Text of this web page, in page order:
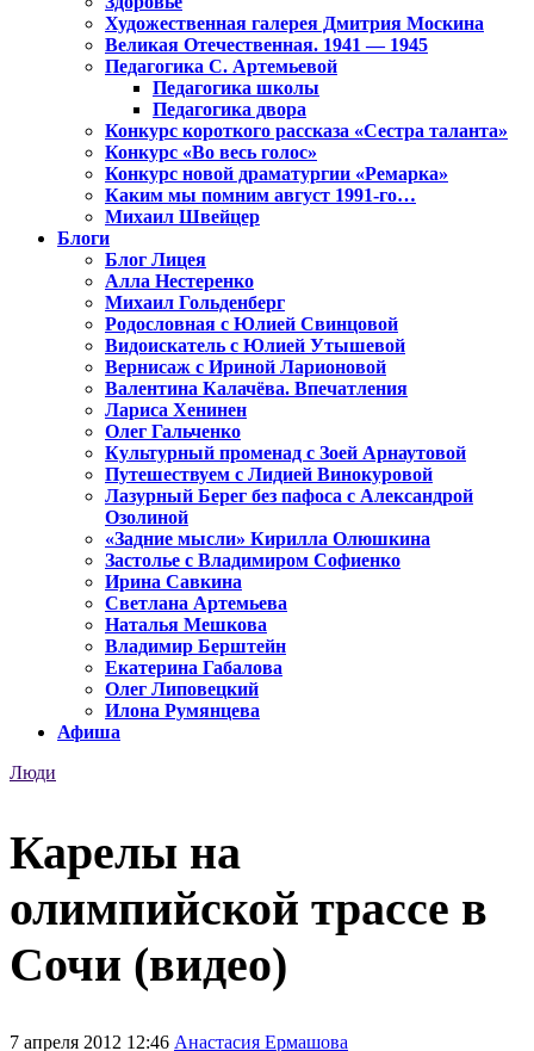
Художественная галерея Дмитрия Москина
Великая Отечественная. 1941 — 1945
Педагогика С. Артемьевой
Педагогика школы
Педагогика двора
Конкурс короткого рассказа «Сестра таланта»
Конкурс «Во весь голос»
Конкурс новой драматургии «Ремарка»
Каким мы помним август 1991-го…
Михаил Швейцер
Блоги
Блог Лицея
Алла Нестеренко
Михаил Гольденберг
Родословная с Юлией Свинцовой
Видоискатель с Юлией Утышевой
Вернисаж с Ириной Ларионовой
Валентина Калачёва. Впечатления
Лариса Хенинен
Олег Гальченко
Культурный променад с Зоей Арнаутовой
Путешествуем с Лидией Винокуровой
Лазурный Берег без пафоса с Александрой
Озолиной
«Задние мысли» Кирилла Олюшкина
Застолье с Владимиром Софиенко
Ирина Савкина
Светлана Артемьева
Наталья Мешкова
Владимир Берштейн
Екатерина Габалова
Олег Липовецкий
Илона Румянцева
Афиша
Люди
Карелы на
олимпийской трассе в
Сочи (видео)
7 апреля 2012 12:46 Анастасия Ермашова